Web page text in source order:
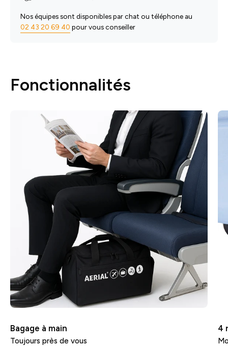
Nos équipes sont disponibles par chat ou téléphone au
02 43 20 69 40 pour vous conseiller
Fonctionnalités
Bagage à main
Toujours près de vous
4